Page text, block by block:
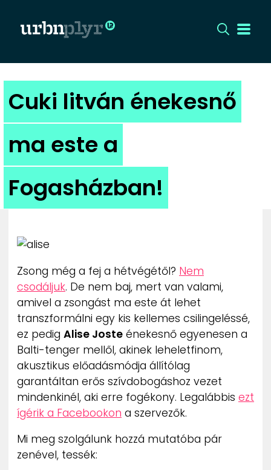
CÍMLAP
DIZÁJN
DIVAT
HIP
ZENE
MÉDIAAJÁNLAT
IMPRESSZUM
PR-ARCHÍVUM
ADATKEZELÉSI TÁJÉKOZTATÓ
Cuki litván énekesnő
ma este a
Fogasházban!
Zsong még a fej a hétvégétől? Nem
csodáljuk. De nem baj, mert van valami,
amivel a zsongást ma este át lehet
transzformálni egy kis kellemes csilingeléssé,
ez pedig Alise Joste énekesnő egyenesen a
Balti-tenger mellől, akinek leheletfinom,
akusztikus előadásmódja állítólag
garantáltan erős szívdobogáshoz vezet
mindenkinél, aki erre fogékony. Legalábbis ezt
ígérik a Facebookon a szervezők.
Mi meg szolgálunk hozzá mutatóba pár
zenével, tessék: